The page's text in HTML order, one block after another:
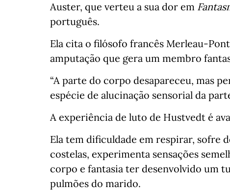
Auster, que verteu a sua dor em
português.
Ela cita o filósofo francês Merleau-
amputação que gera um membro
“A parte do corpo desapareceu, mas
espécie de alucinação sensorial da
A experiência de luto de Hustvedt é
Ela tem dificuldade em respirar, sofre
costelas, experimenta sensações
corpo e fantasia ter desenvolvido um
pulmões do marido.